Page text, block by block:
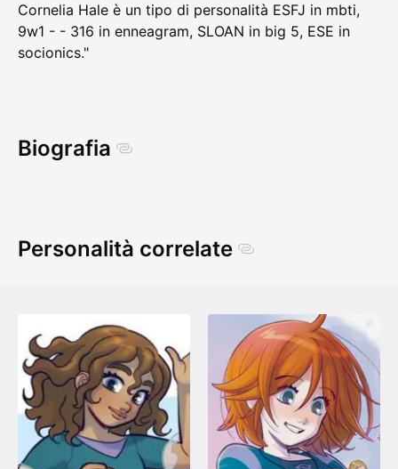
Cornelia Hale è un tipo di personalità ESFJ in mbti,
9w1 - - 316 in enneagram, SLOAN in big 5, ESE in
socionics."
Biografia
Personalità correlate